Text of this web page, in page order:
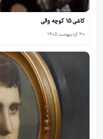
کاشی ۱۵ کوچه والی
۳۰ اردیبهشت ۱۴۰۵